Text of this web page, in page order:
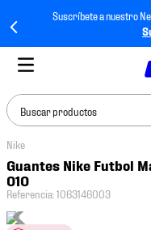
Suscríbete a nuestro
Buscar productos
Nike
Guantes Nike Futbol
010
Referencia:1063146003
TÉRMINOS MÁS
BUSCADOS
1.
tenis mujer